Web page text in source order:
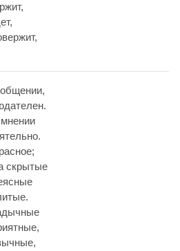
скрытые